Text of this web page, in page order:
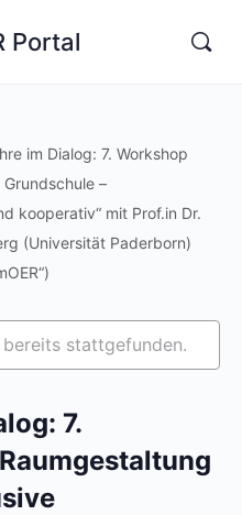
Portal
im Dialog: 7. Workshop
–
kooperativ“ mit Prof.in Dr.
(Universität Paderborn)
stattgefunden.
7.